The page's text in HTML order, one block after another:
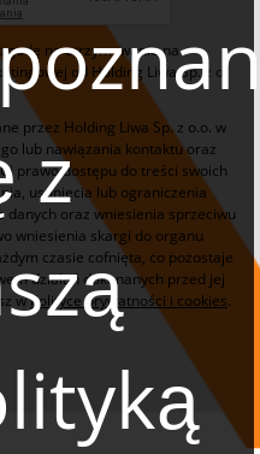
z
zgodę na otrzymywanie na
od Holding Liwa Sp. z o.
przez Holding Liwa Sp. z o.o. w
lub nawiązania kontaktu oraz
prawo dostępu do treści swoich
usunięcia lub ograniczenia
oraz wniesienia sprzeciwu
wniesienia skargi do organu
czasie cofnięta, co pozostaje
działań dokonanych przed jej
wPolityce prywatności i cookies.